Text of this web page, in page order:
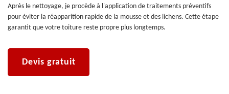
Après le nettoyage, je procède à l'application de traitements préventifs
pour éviter la réapparition rapide de la mousse et des lichens. Cette étape
garantit que votre toiture reste propre plus longtemps.
Devis gratuit